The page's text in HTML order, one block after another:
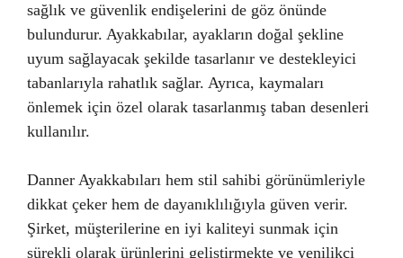
sağlık ve güvenlik endişelerini de göz önünde
bulundurur. Ayakkabılar, ayakların doğal şekline
uyum sağlayacak şekilde tasarlanır ve destekleyici
tabanlarıyla rahatlık sağlar. Ayrıca, kaymaları
önlemek için özel olarak tasarlanmış taban desenleri
kullanılır.
Danner Ayakkabıları hem stil sahibi görünümleriyle
dikkat çeker hem de dayanıklılığıyla güven verir.
Şirket, müşterilerine en iyi kaliteyi sunmak için
sürekli olarak ürünlerini geliştirmekte ve yenilikçi